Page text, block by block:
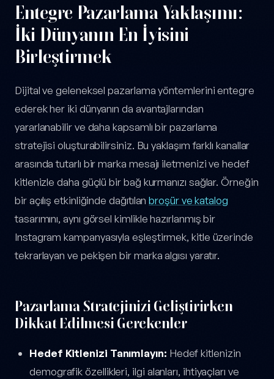
Entegre Pazarlama Yaklaşımı:
İki Dünyanın En İyisini
Birleştirmek
Dijital ve geleneksel pazarlama yöntemlerini entegre
ederek her iki dünyanın da avantajlarından
yararlanabilir ve daha kapsamlı bir pazarlama
stratejisi oluşturabilirsiniz. Bu yaklaşım farklı kanallar
arasında tutarlı bir marka mesajı iletmenizi ve hedef
kitlenizle daha güçlü bir bağ kurmanızı sağlar. Örneğin
bir açılış etkinliğinde dağıtılanbroşür ve katalog
tasarımını, aynı görsel kimlikle hazırlanmış bir
Instagram kampanyasıyla eşleştirmek, kitle üzerinde
tekrarlayan ve pekişen bir marka algısı yaratır.
Pazarlama Stratejinizi Geliştirirken
Dikkat Edilmesi Gerekenler
Hedef Kitlenizi Tanımlayın: Hedef kitlenizin
demografik özellikleri, ilgi alanları, ihtiyaçları ve